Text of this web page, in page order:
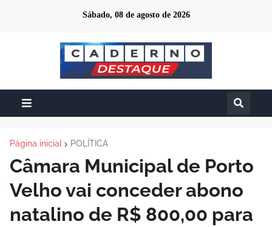
Sábado, 08 de agosto de 2026
Página inicial POLÍTICA
Câmara Municipal de Porto
Velho vai conceder abono
natalino de R$ 800,00 para